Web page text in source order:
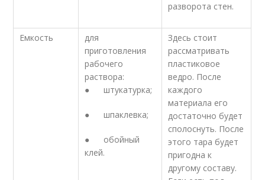
разворота стен.
Емкость
для
приготовления
рабочего
раствора:
● штукатурка;
● шпаклевка;
● обойный
клей.
Здесь стоит
рассматривать
пластиковое
ведро. После
каждого
материала его
достаточно будет
сполоснуть. После
этого тара будет
пригодна к
другому составу.